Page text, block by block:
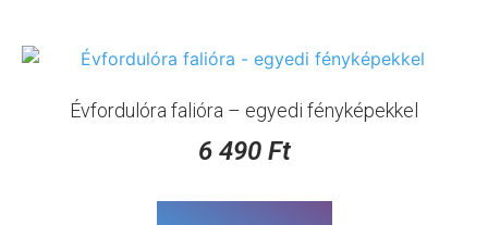
Évfordulóra falióra – egyedi fényképekkel
6 490 Ft